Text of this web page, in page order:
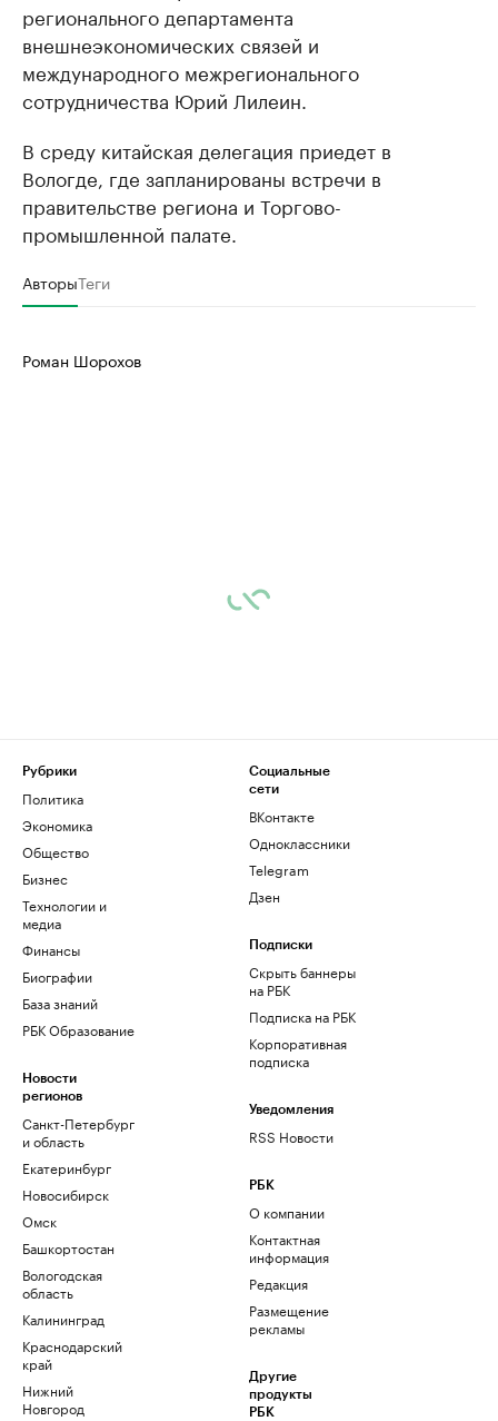
регионального департамента
внешнеэкономических связей и
международного межрегионального
сотрудничества Юрий Лилеин.
В среду китайская делегация приедет в
Вологде, где запланированы встречи в
правительстве региона и Торгово-
промышленной палате.
АвторыТеги
Роман Шорохов
Рубрики
Политика
Экономика
Общество
Бизнес
Технологии и
медиа
Финансы
Биографии
База знаний
РБК Образование
Новости
регионов
Санкт-Петербург
и область
Екатеринбург
Новосибирск
Омск
Башкортостан
Вологодская
область
Калининград
Краснодарский
край
Нижний
Новгород
Социальные
сети
ВКонтакте
Одноклассники
Telegram
Дзен
Подписки
Скрыть баннеры
на РБК
Подписка на РБК
Корпоративная
подписка
Уведомления
RSS Новости
РБК
О компании
Контактная
информация
Редакция
Размещение
рекламы
Другие
продукты
РБК